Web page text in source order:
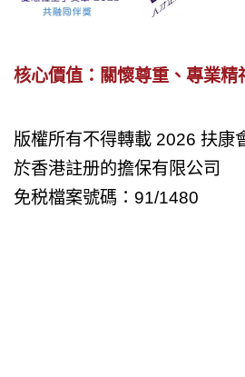
核心價值：關懷尊重、專業
版權所有不得轉載 2026 扶康
於香港註册的擔保有限公司
免税檔案號碼：91/1480